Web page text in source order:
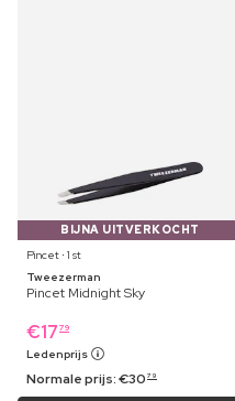
BIJNA UITVERKOCHT
Pincet ⋅ 1 st
Tweezerman
Pincet Midnight Sky
€17 79
Ledenprijs
Normale prijs:€30 79